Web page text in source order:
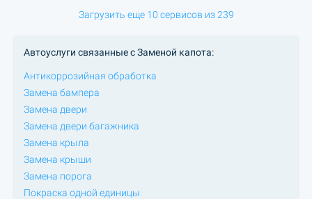
Загрузить еще 10 сервисов из 239
Автоуслуги связанные с Заменой капота:
Антикоррозийная обработка
Замена бампера
Замена двери
Замена двери багажника
Замена крыла
Замена крыши
Замена порога
Покраска одной единицы